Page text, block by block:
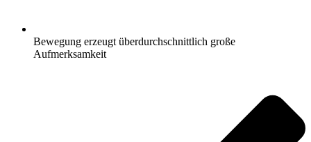
Bewegung erzeugt überdurchschnittlich große
Aufmerksamkeit